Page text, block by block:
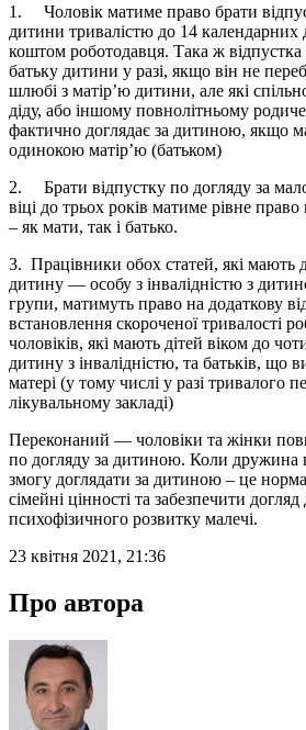
1. Чоловік матиме право брати
дитини тривалістю до 14 календарних
коштом роботодавця. Така ж
батьку дитини у разі, якщо він не
шлюбі з матір’ю дитини, але які
діду, або іншому повнолітньому
фактично доглядає за дитиною, якщо
одинокою матір’ю (батьком)
2. Брати відпустку по догляду за
віці до трьох років матиме рівне
– як мати, так і батько.
3. Працівники обох статей, які мають
дитину — особу з інвалідністю з
групи, матимуть право на додаткову
встановлення скороченої тривалості
чоловіків, які мають дітей віком до
дитину з інвалідністю, та батьків, що
матері (у тому числі у разі тривалого
лікувальному закладі)
Переконаний — чоловіки та жінки
по догляду за дитиною. Коли дружина
змогу доглядати за дитиною – це
сімейні цінності та забезпечити
психофізичного розвитку малечі.
23 квітня 2021, 21:36
Про автора